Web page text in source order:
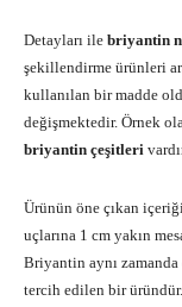
Detayları ile briyantin
şekillendirme ürünleri
kullanılan bir madde
değişmektedir. Örnek
briyantin çeşitleri
Ürünün öne çıkan
uçlarına 1 cm yakın
Briyantin aynı
tercih edilen bir üründür.